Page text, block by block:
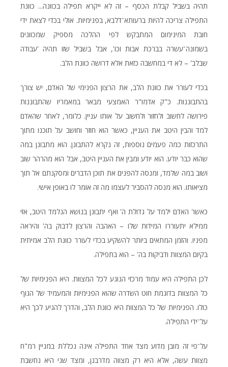
תהיה בשביל קבלת הכסף – זה לא ייקרא תפילה בכוונה... כוונת
התפילה צריכה להיות ברעותא־דלבא, בפנימיות. אולי בכדי לצאת ידי
חובת המינימום המתבקש לפי ההלכה מספיק שמכוונים
בשמונה־עשרה בברכת אבות וכו', אבל בשביל שזו תהיה 'עבודה
שבלב' – לא די במחשבה כזאת אלא דרושה כוונת הלב.
בכדי לעורר את כוונת הלב, את הרצון הפנימי של האדם, יש צורך
בהתבוננות. כ"ק אדמו"ר האמצעי מבאר במאמריו שהתבוננות
פירושה לחשוב ולחזור ולחשוב על אותו עניין. כלומר, לאחר שהאדם
למד והבין היטב את העניין, כאשר הוא חוזר וחושב על תוכנו מתוך
התרכזות כמה פעמים נוספות, זה נקרא להתבונן. הוא מתבונן במה
שהוא כבר יודע. הוא יודע ומבין את העניין היטב, אבל הוא מהרהר שוב
ושוב במה שלמד, ומנסה להפנים את תוכן הדברים ומסקנתם אל תוך
מציאותו. הוא מנסה להסביר לעצמו מה זה אומר לו באופן אישי.
כאשר האדם ילמד על גדולת ה' ואף יתבונן בנושא הנלמד היטב, אזי
ממילא יתעוררו המידות שלו – האהבה והרצון לדבוק בה' והיראה
מפניו. והזמן המתאים ביותר להשקיע בכדי לעורר כוונת הלב אמיתית
בקיום המצוות ודביקות בה' – הוא בתפילה.
לכן התפילה היא עמוד מרכזי הנוגע לכל המצוות. היא הפנימיות של
כל המצוות בדוגמת חוט השדרה שהוא הפנימיות והמעמיד של הגוף
כולו. הפנימיות של כל המצוות היא כוונת הלב, והדרך להגיע לכך היא
על־ידי התפילה.
על־פי זה מובן מדוע מצד אחד התפילה אינה נכללת במניין רמ"ח
מצוות עשה, אלא היא רק מצווה מדרבנן, ומצד שני היא נחשבת